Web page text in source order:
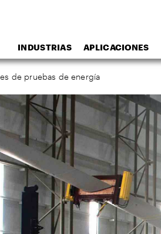
INDUSTRIAS APLICACIONES
de pruebas de energía